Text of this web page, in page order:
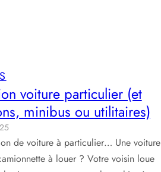
voiture particulier (et
minibus ou utilitaires)
de voiture à particulier… Une voiture
à louer ? Votre voisin loue